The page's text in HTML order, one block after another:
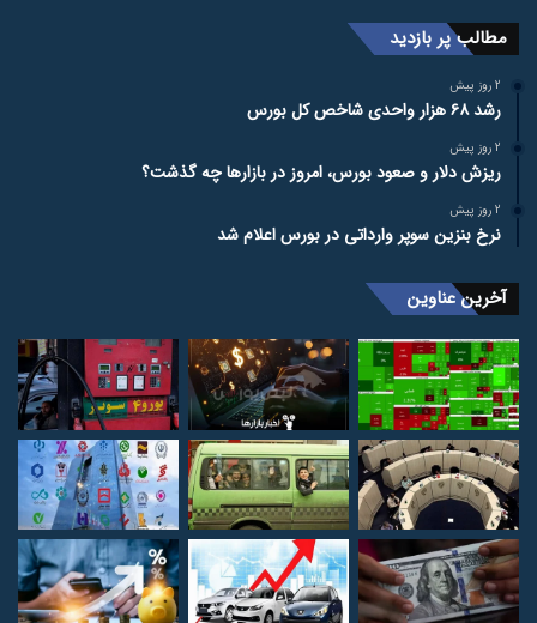
مطالب پر بازدید
2 روز پیش
رشد ۶۸ هزار واحدی شاخص کل بورس
2 روز پیش
ریزش دلار و صعود بورس، امروز در بازارها چه گذشت؟
2 روز پیش
نرخ بنزین سوپر وارداتی در بورس اعلام شد
آخرین عناوین